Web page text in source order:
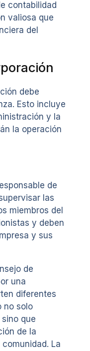
contabilidad
valiosa que
del
debe
Esto incluye
y la
la operación
de
las
miembros del
y deben
y sus
de
una
diferentes
no solo
que
de la
La